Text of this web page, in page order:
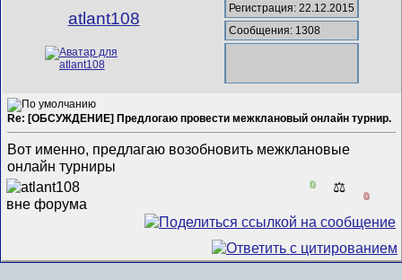
atlant108
Регистрация: 22.12.2015
Сообщения: 1308
Re: [ОБСУЖДЕНИЕ] Предлогаю провести межклановый онлайн турнир.
Вот именно, предлагаю возобновить межклановые
онлайн турниры
0 ⚖️
0